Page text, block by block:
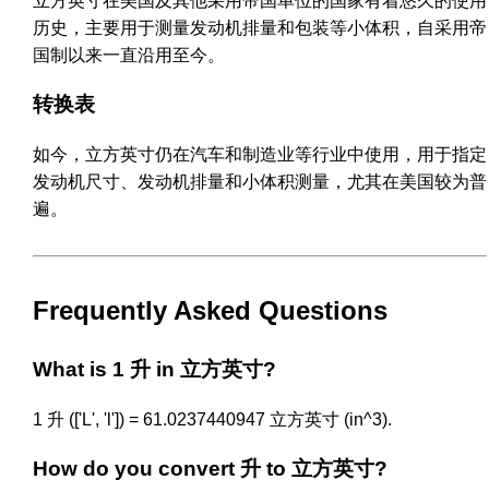
历史，主要用于测量发动机排量和包装等小体积，自采用帝
国制以来一直沿用至今。
转换表
如今，立方英寸仍在汽车和制造业等行业中使用，用于指定
发动机尺寸、发动机排量和小体积测量，尤其在美国较为普
遍。
Frequently Asked Questions
What is 1 升 in 立方英寸?
1 升 (['L', 'l']) = 61.0237440947 立方英寸 (in^3).
How do you convert 升 to 立方英寸?